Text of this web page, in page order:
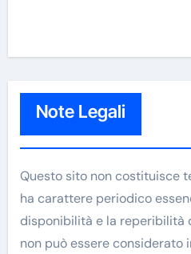
Note Legali
Questo sito non costituisce
ha carattere periodico
disponibilità e la reperibilità
non può essere considerato